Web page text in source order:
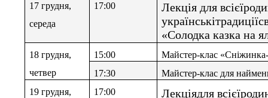
17 грудня,
середа
17:00
Лекція для
«Солодка казка на
18 грудня,
четвер
15:00
Майстер-клас
17:30
Майстер-клас для
19 грудня,
17:00
Лекціядля